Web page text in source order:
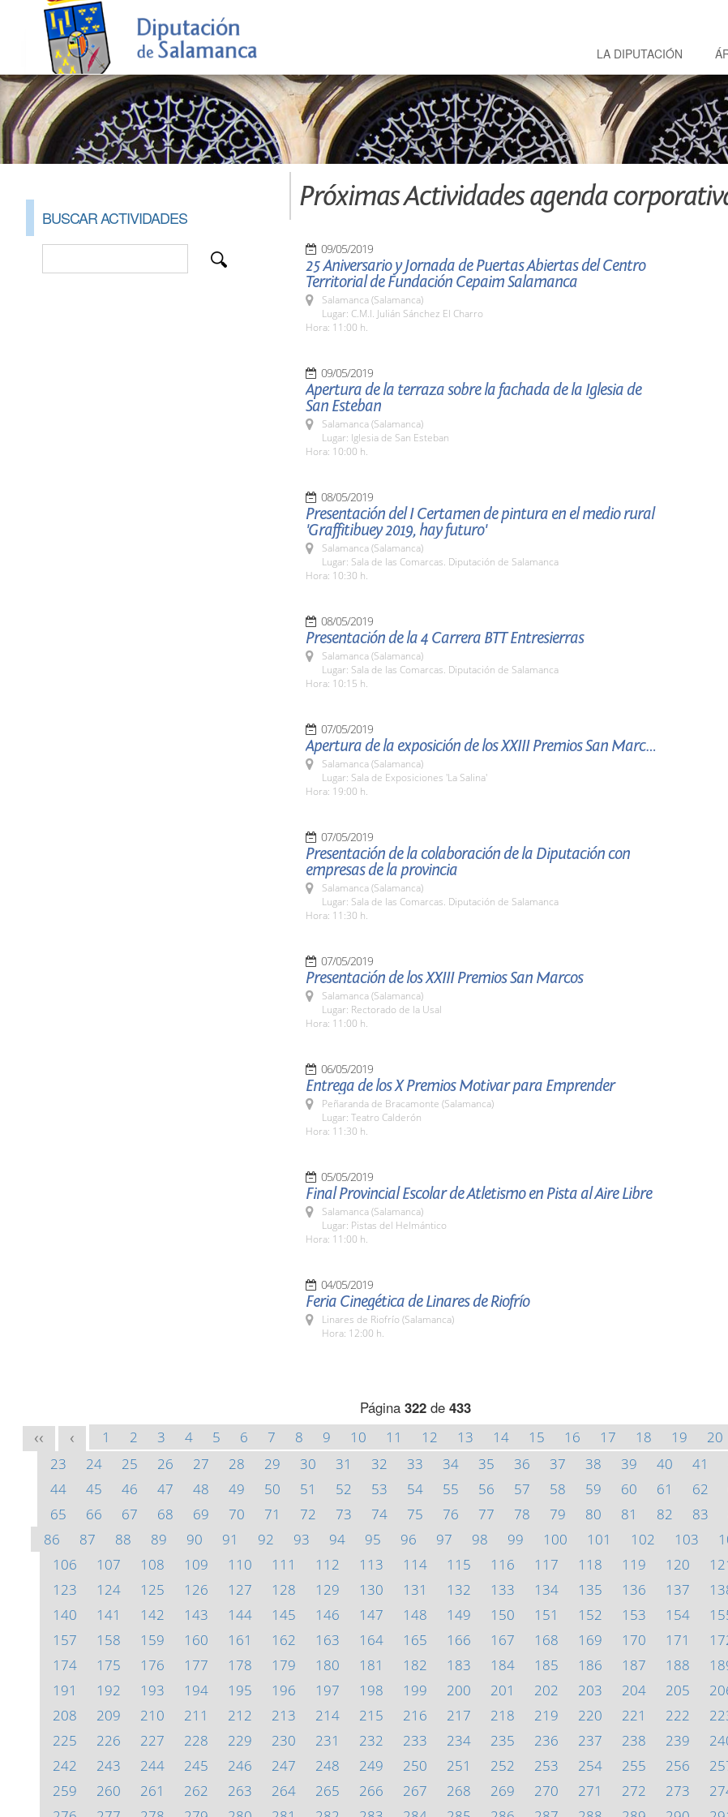
LA DIPUTACIÓN
BUSCAR ACTIVIDADES
Próximas Actividades agenda
09/05/2019
25 Aniversario y Jornada de Puertas Abiertas del Centro
Territorial de Fundación Cepaim Salamanca
Salamanca (Salamanca)
Lugar: C.M.I. Julián Sánchez El Charro
Hora: 11:00 h.
09/05/2019
Apertura de la terraza sobre la fachada de la Iglesia de
San Esteban
Salamanca (Salamanca)
Lugar: Iglesia de San Esteban
Hora: 10:00 h.
08/05/2019
Presentación del I Certamen de pintura en el medio rural
'Graffitibuey 2019, hay futuro'
Salamanca (Salamanca)
Lugar: Sala de las Comarcas. Diputación de Salamanca
Hora: 10:30 h.
08/05/2019
Presentación de la 4 Carrera BTT Entresierras
Salamanca (Salamanca)
Lugar: Sala de las Comarcas. Diputación de Salamanca
Hora: 10:15 h.
07/05/2019
Apertura de la exposición de los XXIII Premios San Marcos
Salamanca (Salamanca)
Lugar: Sala de Exposiciones 'La Salina'
Hora: 19:00 h.
07/05/2019
Presentación de la colaboración de la Diputación con
empresas de la provincia
Salamanca (Salamanca)
Lugar: Sala de las Comarcas. Diputación de Salamanca
Hora: 11:30 h.
07/05/2019
Presentación de los XXIII Premios San Marcos
Salamanca (Salamanca)
Lugar: Rectorado de la Usal
Hora: 11:00 h.
06/05/2019
Entrega de los X Premios Motivar para Emprender
Peñaranda de Bracamonte (Salamanca)
Lugar: Teatro Calderón
Hora: 11:30 h.
05/05/2019
Final Provincial Escolar de Atletismo en Pista al Aire Libre
Salamanca (Salamanca)
Lugar: Pistas del Helmántico
Hora: 11:00 h.
04/05/2019
Feria Cinegética de Linares de Riofrío
Linares de Riofrío (Salamanca)
Hora: 12:00 h.
Página 322de 433
<< < 1 2 3 4 5 6 7 8 9 10 11 12 13 14 15 16 17 18 19 20
23
24 25 26 27 28 29 30 31 32 33 34 35 36 37 38 39 40 41
44
45 46 47 48 49 50 51 52 53 54 55 56 57 58 59 60 61 62
65
66 67 68 69 70 71 72 73 74 75 76 77 78 79 80 81 82 83
86
87 88 89 90 91 92 93 94 95 96 97 98 99 100 101 102 103
106
107 108 109 110 111 112 113 114 115 116 117 118 119 120
123
124 125 126 127 128 129 130 131 132 133 134 135 136 137
140
141 142 143 144 145 146 147 148 149 150 151 152 153 154
157
158 159 160 161 162 163 164 165 166 167 168 169 170 171
174
175 176 177 178 179 180 181 182 183 184 185 186 187 188
191
192 193 194 195 196 197 198 199 200 201 202 203 204 205
208
209 210 211 212 213 214 215 216 217 218 219 220 221 222
225
226 227 228 229 230 231 232 233 234 235 236 237 238 239
242
243 244 245 246 247 248 249 250 251 252 253 254 255 256
259
260 261 262 263 264 265 266 267 268 269 270 271 272 273